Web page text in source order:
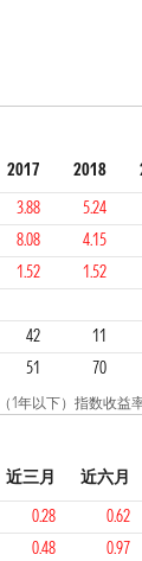
2017 2018
3.88 5.24
8.08 4.15
1.52 1.52
1 3
42 11
51 70
年以下）指数收益率
近三月 近六月
0.28 0.62
0.48 0.97